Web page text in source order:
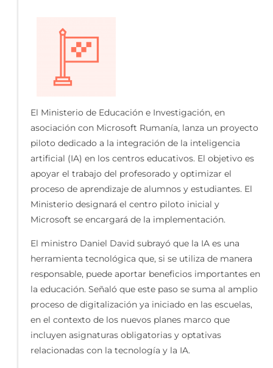
El Ministerio de Educación e Investigación, en
asociación con Microsoft Rumanía, lanza un proyecto
piloto dedicado a la integración de la inteligencia
artificial (IA) en los centros educativos. El objetivo es
apoyar el trabajo del profesorado y optimizar el
proceso de aprendizaje de alumnos y estudiantes. El
Ministerio designará el centro piloto inicial y
Microsoft se encargará de la implementación.
El ministro Daniel David subrayó que la IA es una
herramienta tecnológica que, si se utiliza de manera
responsable, puede aportar beneficios importantes en
la educación. Señaló que este paso se suma al amplio
proceso de digitalización ya iniciado en las escuelas,
en el contexto de los nuevos planes marco que
incluyen asignaturas obligatorias y optativas
relacionadas con la tecnología y la IA.